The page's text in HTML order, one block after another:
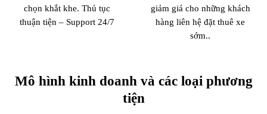
chọn khắt khe. Thủ tục
thuận tiện – Support 24/7
giảm giá cho những khách
hàng liên hệ đặt thuê xe
sớm..
Mô hình kinh doanh và các loại phương
tiện